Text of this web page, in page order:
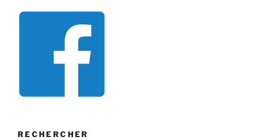
RECHERCHER